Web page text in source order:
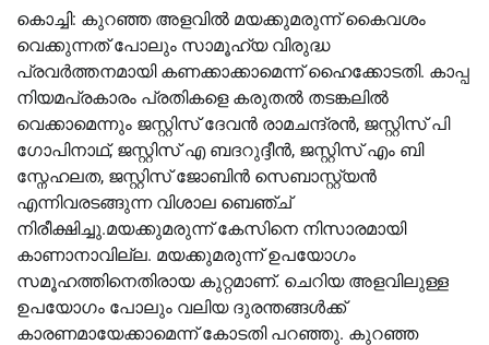
കൊച്ചി: കുറഞ്ഞ അളവിൽ മയക്കുമരുന്ന് കൈവശം
വെക്കുന്നത് പോലും സാമൂഹ്യ വിരുദ്ധ
പ്രവർത്തനമായി കണക്കാക്കാമെന്ന് ഹൈക്കോടതി. കാപ്പ
നിയമപ്രകാരം പ്രതികളെ കരുതൽ തടങ്കലിൽ
വെക്കാമെന്നും ജസ്റ്റിസ് ദേവൻ രാമചന്ദ്രൻ, ജസ്റ്റിസ് പി
ഗോപിനാഥ്, ജസ്റ്റിസ് എ ബദറുദ്ദീൻ, ജസ്റ്റിസ് എം ബി
സ്നേഹലത, ജസ്റ്റിസ് ജോബിൻ സെബാസ്റ്റ്യൻ
എന്നിവരടങ്ങുന്ന വിശാല ബെഞ്ച്
നിരീക്ഷിച്ചു.മയക്കുമരുന്ന് കേസിനെ നിസാരമായി
കാണാനാവില്ല. മയക്കുമരുന്ന് ഉപയോഗം
സമൂഹത്തിനെതിരായ കുറ്റമാണ്. ചെറിയ അളവിലുള്ള
ഉപയോഗം പോലും വലിയ ദുരന്തങ്ങൾക്ക്
കാരണമായേക്കാമെന്ന് കോടതി പറഞ്ഞു. കുറഞ്ഞ